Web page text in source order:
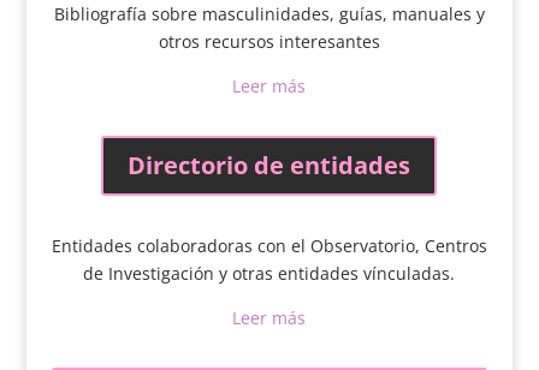
Bibliografía sobre masculinidades, guías, manuales y
otros recursos interesantes
Leer más
Directorio de entidades
Entidades colaboradoras con el Observatorio, Centros
de Investigación y otras entidades vínculadas.
Leer más